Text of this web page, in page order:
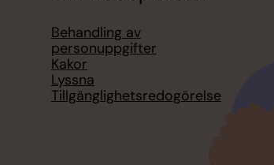
Behandling av
personuppgifter
Kakor
Lyssna
Tillgänglighetsredogörelse